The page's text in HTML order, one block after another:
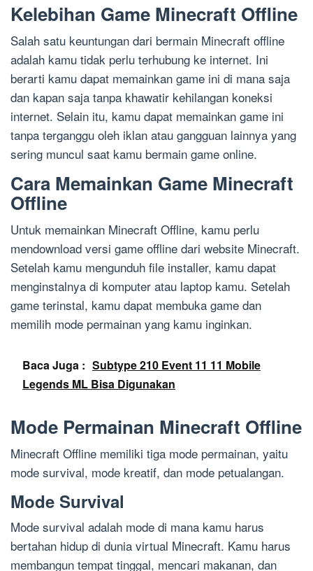
Kelebihan Game Minecraft Offline
Salah satu keuntungan dari bermain Minecraft offline
adalah kamu tidak perlu terhubung ke internet. Ini
berarti kamu dapat memainkan game ini di mana saja
dan kapan saja tanpa khawatir kehilangan koneksi
internet. Selain itu, kamu dapat memainkan game ini
tanpa terganggu oleh iklan atau gangguan lainnya yang
sering muncul saat kamu bermain game online.
Cara Memainkan Game Minecraft
Offline
Untuk memainkan Minecraft Offline, kamu perlu
mendownload versi game offline dari website Minecraft.
Setelah kamu mengunduh file installer, kamu dapat
menginstalnya di komputer atau laptop kamu. Setelah
game terinstal, kamu dapat membuka game dan
memilih mode permainan yang kamu inginkan.
Baca Juga : Subtype 210 Event 11 11 Mobile
Legends ML Bisa Digunakan
Mode Permainan Minecraft Offline
Minecraft Offline memiliki tiga mode permainan, yaitu
mode survival, mode kreatif, dan mode petualangan.
Mode Survival
Mode survival adalah mode di mana kamu harus
bertahan hidup di dunia virtual Minecraft. Kamu harus
membangun tempat tinggal, mencari makanan, dan